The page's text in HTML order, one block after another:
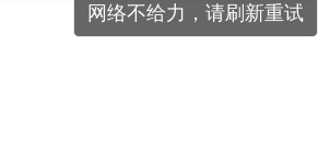
网络不给力，请刷新重试